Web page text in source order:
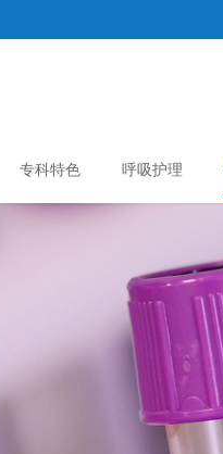
专科特色 呼吸护理